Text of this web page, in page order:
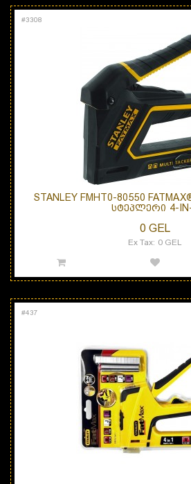
#3308
STANLEY FMHT0-80550
ᲡᲢᲔᲞᲚᲔᲠᲘ 4-
0 GEL
Ex Tax: 0 GEL
#437